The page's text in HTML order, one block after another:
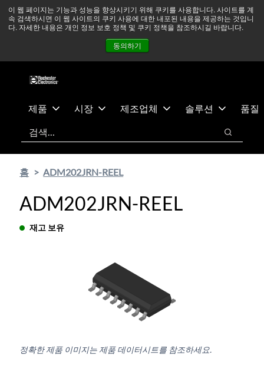
이 웹 페이지는 기능과 성능을 향상시키기 위해 쿠키를 사용합니다. 사이트를 계
속 검색하시면 이 웹 사이트의 쿠키 사용에 대한 내포된 내용을 제공하는 것입니
다. 자세한 내용은 개인 정보 보호 정책 및 쿠키 정책을 참조하시길 바랍니다.
동의하기
츠
건
중동 지역 상황을 지속적으로 주시하고 있으며, 모든 서비스는
정상적으로 운영되고 있습니다. 더 읽어보기 →
뉴스
문의하기
제품 시장 제조업체 솔루션
품질
검색
검색
홈 ADM202JRN-REEL
ADM202JRN-REEL
재고 보유
정확한 제품 이미지는 제품 데이터시트를 참조하세요.